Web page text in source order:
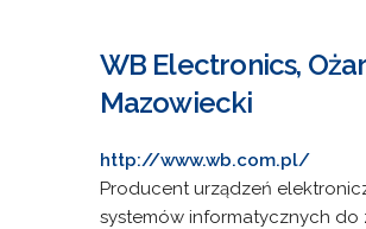
WB Electronics,
Mazowiecki
http://www.wb.com.pl/
Producent urządzeń
systemów informatycznych do